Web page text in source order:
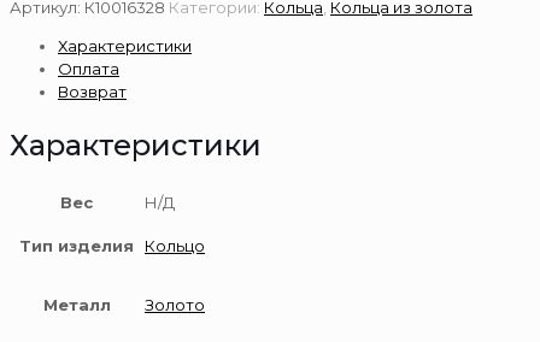
пробы
Артикул: К10016328 Категории: Кольца Кольца из золота
Характеристики
Оплата
Возврат
Характеристики
Вес Н/Д
Тип изделия Кольцо
Металл Золото